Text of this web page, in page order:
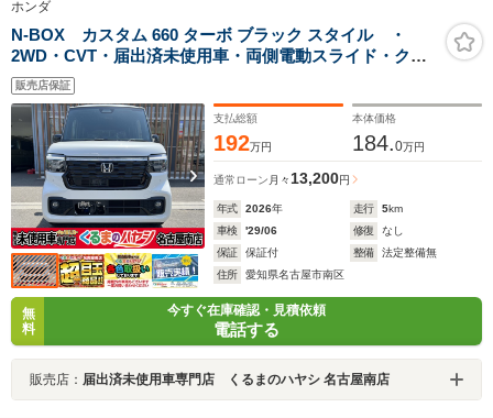
ホンダ
N-BOX カスタム 660 ターボ ブラック スタイル ・
2WD・CVT・届出済未使用車・両側電動スライド・クル
ーズコントロール・シートバックテーブル・ブラックエ
ンブレム・15インチアルミホイール・LEDヘッドライト
販売店保証
支払総額
192万円
本体価格
184.0万円
通常ローン 月々13,200円
年式 2026年 走行 5km
車検
'29/06 修復
なし
保証
保証付 整備
法定整備無
住所
愛知県名古屋市南区
無
料
今すぐ在庫確認・見積依頼
電話する
販売店： 届出済未使用車専門店 くるまのハヤシ 名古屋南店